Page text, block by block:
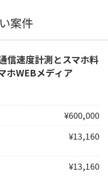
案件
信速度計測とスマホ料
ホWEBメディア
¥600,000
¥13,160
¥13,160